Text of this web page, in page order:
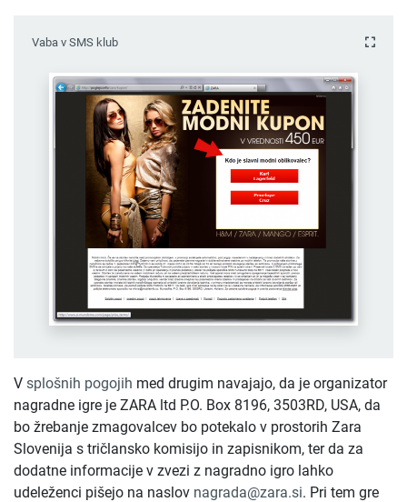
Vaba v SMS klub
V splošnih pogojih med drugim navajajo, da je organizator
nagradne igre je ZARA ltd P.O. Box 8196, 3503RD, USA, da
bo žrebanje zmagovalcev bo potekalo v prostorih Zara
Slovenija s tričlansko komisijo in zapisnikom, ter da za
dodatne informacije v zvezi z nagradno igro lahko
udeleženci pišejo na naslov nagrada@zara.si. Pri tem gre